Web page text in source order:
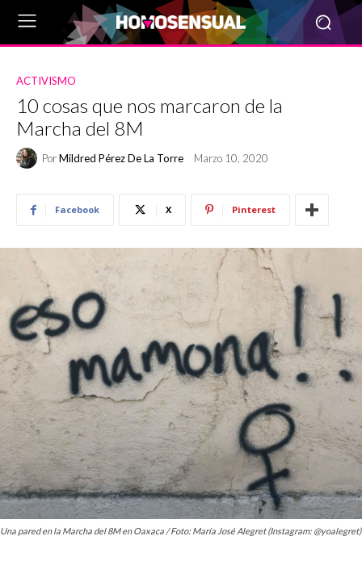
ACTIVISMO
10 cosas que nos marcaron de la
Marcha del 8M
PorMildred Pérez De La Torre Marzo 10, 2020
Facebook X Pinterest
Una pared en la Marcha del 8M en Oaxaca / Foto: María José Alegret (Instagram: @yoalegret)